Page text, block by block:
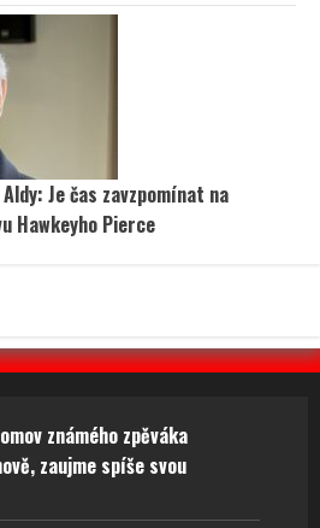
Je čas zavzpomínat na
Hawkeyho Pierce
známého zpěváka
zaujme spíše svou